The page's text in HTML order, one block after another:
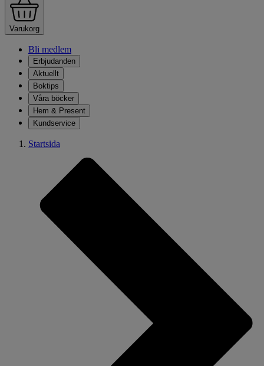
Varukorg
Bli medlem
Erbjudanden
Aktuellt
Boktips
Våra böcker
Hem & Present
Kundservice
Startsida